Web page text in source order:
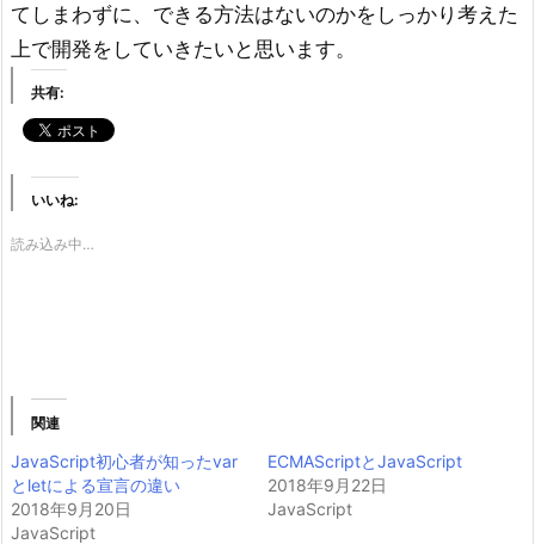
てしまわずに、できる方法はないのかをしっかり考えた
上で開発をしていきたいと思います。
共有:
いいね:
読み込み中…
関連
JavaScript初心者が知ったvar
とletによる宣言の違い
2018年9月20日
JavaScript
ECMAScriptとJavaScript
2018年9月22日
JavaScript